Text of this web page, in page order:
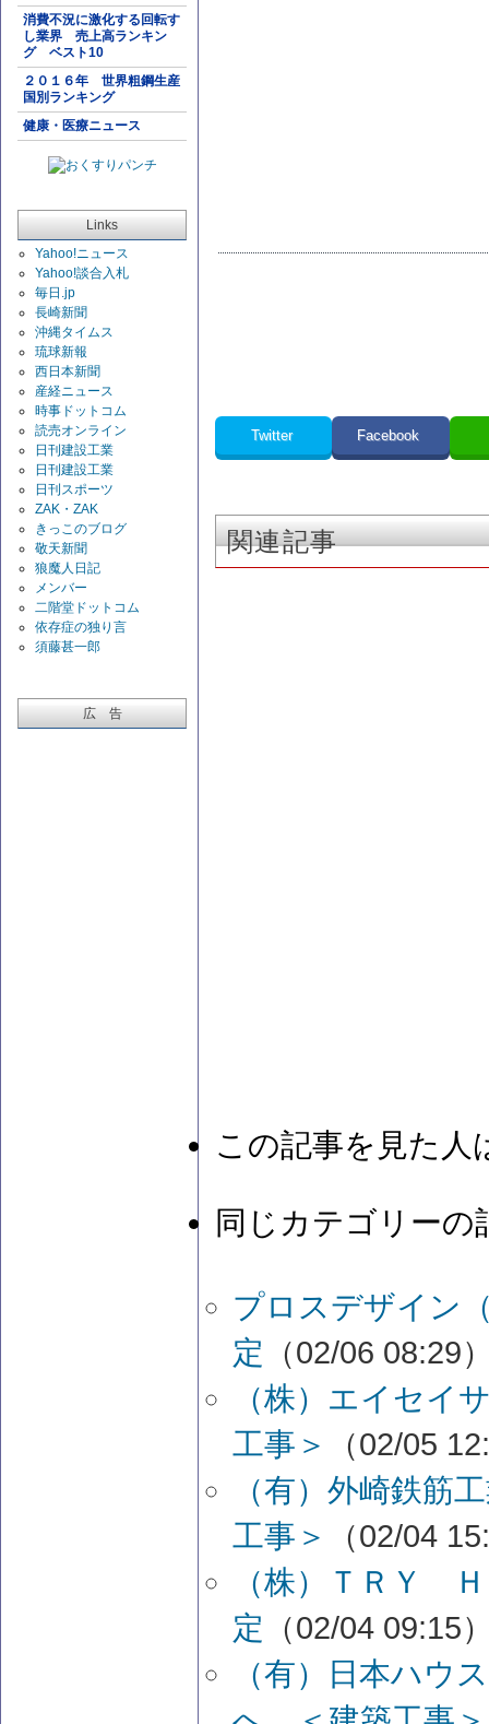
消費不況に激化する回転す
し業界 売上高ランキン
グ ベスト10
２０１６年 世界粗鋼生産
国別ランキング
健康・医療ニュース
Links
Yahoo!ニュース
Yahoo!談合入札
毎日.jp
長崎新聞
沖縄タイムス
琉球新報
西日本新聞
産経ニュース
時事ドットコム
読売オンライン
日刊建設工業
日刊建設工業
日刊スポーツ
ZAK・ZAK
きっこのブログ
敬天新聞
狼魔人日記
メンバー
二階堂ドットコム
依存症の独り言
須藤甚一郎
広 告
Twitter Facebook
関連記事
この記事を見た人
同じカテゴリーの
プロスデザイン
定 （02/06 08:29
（株）エイセイ
工事＞
（02/05
（有）外崎鉄筋
工事＞
（02/04
（株）ＴＲＹ
定 （02/04 09:15
（有）日本ハウ